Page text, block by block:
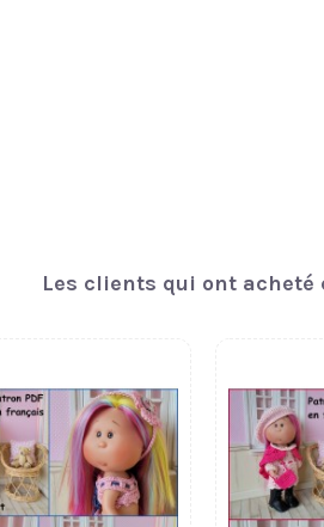
Les clients qui ont